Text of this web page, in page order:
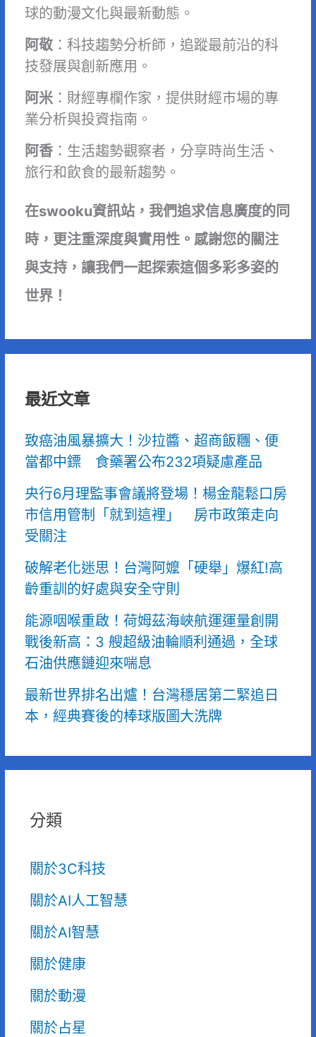
球的動漫文化與最新動態。
阿敬：科技趨勢分析師，追蹤最前沿的科
技發展與創新應用。
阿米：財經專欄作家，提供財經市場的專
業分析與投資指南。
阿香：生活趨勢觀察者，分享時尚生活、
旅行和飲食的最新趨勢。
在swooku資訊站，我們追求信息廣度的同
時，更注重深度與實用性。感謝您的關注
與支持，讓我們一起探索這個多彩多姿的
世界！
最近文章
致癌油風暴擴大！沙拉醬、超商飯糰、便
當都中鏢 食藥署公布232項疑慮產品
央行6月理監事會議將登場！楊金龍鬆口房
市信用管制「就到這裡」 房市政策走向
受關注
破解老化迷思！台灣阿嬤「硬舉」爆紅!高
齡重訓的好處與安全守則
能源咽喉重啟！荷姆茲海峽航運運量創開
戰後新高：3 艘超級油輪順利通過，全球
石油供應鏈迎來喘息
最新世界排名出爐！台灣穩居第二緊追日
本，經典賽後的棒球版圖大洗牌
分類
關於3C科技
關於AI人工智慧
關於AI智慧
關於健康
關於動漫
關於占星